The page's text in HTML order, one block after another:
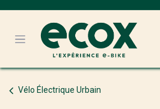
Vélo Électrique Urbain